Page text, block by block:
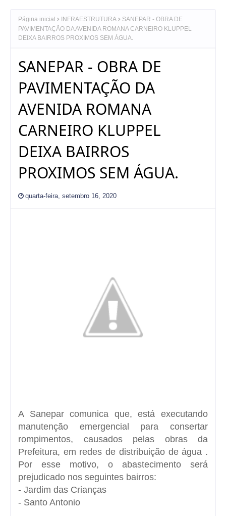
Página inicial INFRAESTRUTURA
SANEPAR - OBRA DE
PAVIMENTAÇÃO DA AVENIDA ROMANA CARNEIRO KLUPPEL
DEIXA BAIRROS PROXIMOS SEM ÁGUA.
SANEPAR - OBRA DE
PAVIMENTAÇÃO DA
AVENIDA ROMANA
CARNEIRO KLUPPEL
DEIXA BAIRROS
PROXIMOS SEM ÁGUA.
quarta-feira, setembro 16, 2020
A Sanepar comunica que, está executando
manutenção emergencial para consertar
rompimentos, causados pelas obras da
Prefeitura, em redes de distribuição de água .
Por esse motivo, o abastecimento será
prejudicado nos seguintes bairros:
- Jardim das Crianças
- Santo Antonio